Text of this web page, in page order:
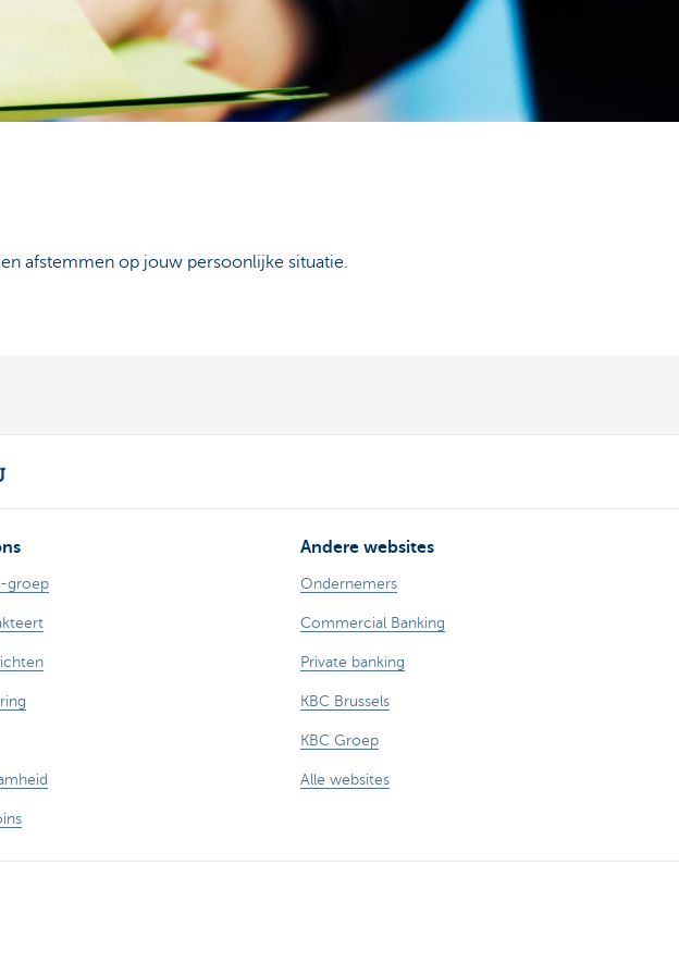
afstemmen op jouw persoonlijke situatie.
groep
Andere websites
Ondernemers
Commercial Banking
Private banking
KBC Brussels
KBC Groep
Alle websites